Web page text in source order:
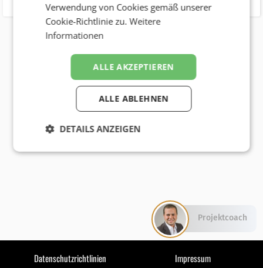
Datenschutzrichtlinien Impressum
Verwendung von Cookies gemäß unserer
Cookie-Richtlinie zu.Weitere
Informationen
ALLE AKZEPTIEREN
ALLE ABLEHNEN
DETAILS ANZEIGEN
Projektcoach